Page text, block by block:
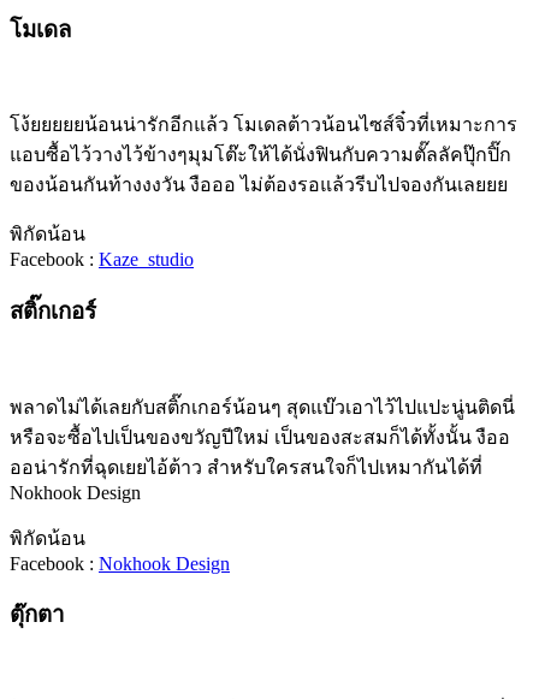
โมเดล
โง้ยยยยยน้อนน่ารักอีกแล้ว โมเดลต้าวน้อนไซส์จิ๋วที่เหมาะการ
แอบซื้อไว้วางไว้ข้างๆมุมโต๊ะให้ได้นั่งฟินกับความตั๊ลลัคปุ๊กปิ๊ก
ของน้อนกันท้างงงวัน งือออ ไม่ต้องรอแล้วรีบไปจองกันเลยยย
พิกัดน้อน
Facebook : Kaze_studio
สติ๊กเกอร์
พลาดไม่ได้เลยกับสติ๊กเกอร์น้อนๆ สุดแบ๊วเอาไว้ไปแปะนู่นติดนี่
หรือจะซื้อไปเป็นของขวัญปีใหม่ เป็นของสะสมก็ได้ทั้งนั้น งืออ
ออน่ารักที่ฉุดเยยไอ้ต้าว สำหรับใครสนใจก็ไปเหมากันได้ที่
Nokhook Design
พิกัดน้อน
Facebook : Nokhook Design
ตุ๊กตา